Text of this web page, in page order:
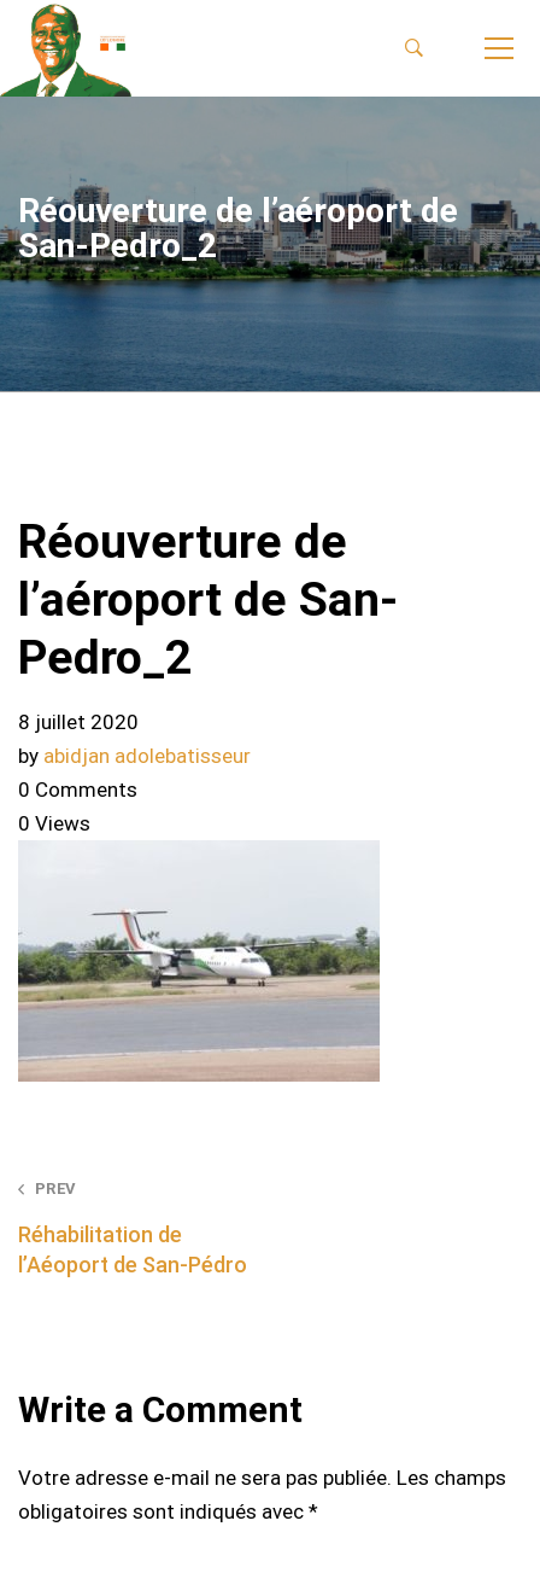
Réouverture de l’aéroport de
San-Pedro_2
Réouverture de
l’aéroport de San-
Pedro_2
8 juillet 2020
by abidjan adolebatisseur
0 Comments
0 Views
Post
navigation
PREV
Réhabilitation de
l’Aéoport de San-Pédro
Write a Comment
Votre adresse e-mail ne sera pas publiée. Les champs
obligatoires sont indiqués avec *